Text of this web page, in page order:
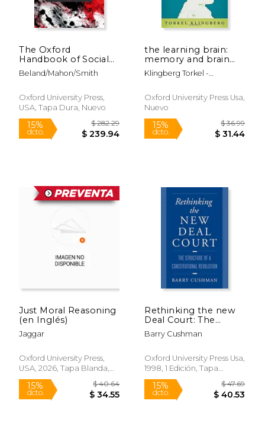
50%
dcto.
$ 227.73
$ 113.86
50%
dcto.
dcto. $ 48.08 dcto. $
The Oxford
Handbook of Social
Policy in Canada (en
Inglés)
Beland/Mahon/Smith
Oxford University Press,
USA, Tapa Dura, Nuevo
the learning brain:
memory and brain
development in
children (en Inglés)
Klingberg Torkel -
Oxford University Press Usa,
Nuevo
Just Moral Reasoning
(en Inglés)
Jaggar
Oxford University Press,
USA, 2026, Tapa Blanda,
Nuevo
Rethinking the new
Deal Court: The
Structure of a
Constitutional
Inglés)
Barry Cushman
Oxford University Press Usa,
1998, 1 Edición, Tapa
Blanda, Nuevo